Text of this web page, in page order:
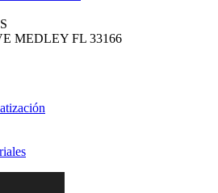
MEDLEY FL 33166